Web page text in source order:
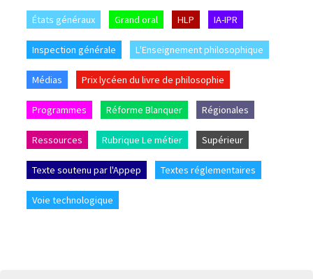
États généraux Grand oral HLP IA-IPR
Inspection générale L'Enseignement philosophique
Médias Prix lycéen du livre de philosophie
Programmes Réforme Blanquer Régionales
Ressources Rubrique Le métier Supérieur
Texte soutenu par l'Appep Textes réglementaires
Voie technologique